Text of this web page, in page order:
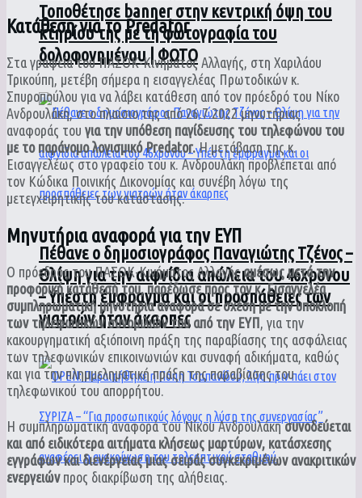
Τοποθέτησε banner στην κεντρική όψη του
κτηρίου της με τη φωτογραφία του
δολοφονημένου | ΦΩΤΟ
Πέθανε ο δημοσιογράφος Παναγιώτης Τζένος –
Θλίψη για την αιφνίδια απώλεια του 46χρονου
– Υπέστη έμφραγμα και οι προσπάθειες των
γιατρών ήταν άκαρπες
Κατάθεση για το Predator
Στα γραφεία του ΠΑΣΟΚ-Κινήματος Αλλαγής, στη Χαριλάου
Τρικούπη, μετέβη σήμερα η εισαγγελέας Πρωτοδικών κ.
Σπυροπούλου για να λάβει κατάθεση από τον πρόεδρό του Νίκο
Ανδρουλάκη, στο πλαίσιο της από 26.7.2022 μηνυτήριας
αναφοράς του για την υπόθεση παγίδευσης του τηλεφώνου του
με το παράνομο λογισμικό Predator.Η μετάβαση της κ.
Εισαγγελέως στο γραφείο του κ. Ανδρουλάκη προβλέπεται από
τον Κώδικα Ποινικής Δικονομίας και συνέβη λόγω της
μετεγχειρητικής του κατάστασης.
Μηνυτήρια αναφορά για την ΕΥΠ
Ο πρόεδρος του ΠΑΣΟΚ-Κινήματος Αλλαγήςαμέσως μετά την
προφορική κατάθεσή του, παρέδωσε προς τον κ. Εισαγγελέα
συμπληρωματική μηνυτήρια αναφορά σε σχέση με την υποκλοπή
των τηλεφωνικών συνομιλιών του από την ΕΥΠ, για την
κακουργηματική αξιόποινη πράξη της παραβίασης της ασφάλειας
των τηλεφωνικών επικοινωνιών και συναφή αδικήματα, καθώς
και για την πλημμεληματική πράξη της παραβίασης του
τηλεφωνικού του απορρήτου.
Η συμπληρωματική αναφορά του Νίκου Ανδρουλάκησυνοδεύεται
και από ειδικότερα αιτήματα κλήσεως μαρτύρων, κατάσχεσης
εγγράφων και διενέργειας μιας σειράς συγκεκριμένων ανακριτικών
ενεργειώνπρος διακρίβωση της αλήθειας.